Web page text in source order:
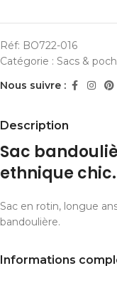
Réf: BO722-016
Catégorie : Sacs &
Nous suivre :
Description
Sac
ethnique chic.
Sac en rotin, longue
bandoulière.
Informations